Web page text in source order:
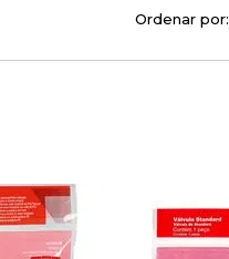
Ordenar por: